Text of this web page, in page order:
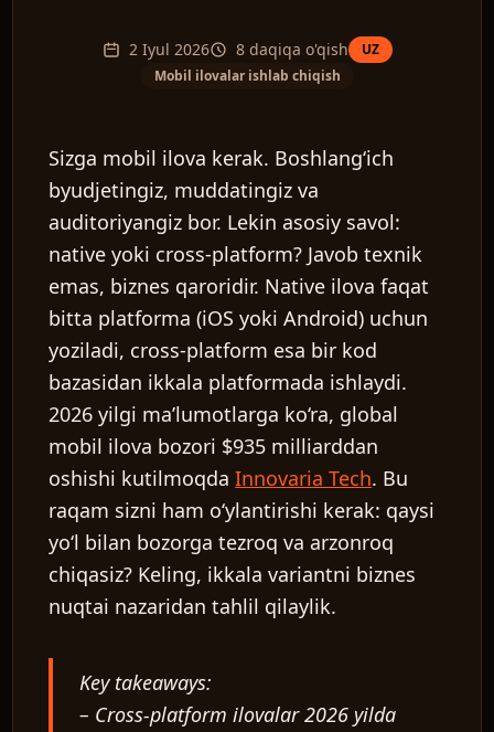
2 Iyul 2026 8 daqiqa o'qish
UZ
Mobil ilovalar ishlab chiqish
Sizga mobil ilova kerak. Boshlang‘ich
byudjetingiz, muddatingiz va
auditoriyangiz bor. Lekin asosiy savol:
native yoki cross-platform? Javob texnik
emas, biznes qaroridir. Native ilova faqat
bitta platforma (iOS yoki Android) uchun
yoziladi, cross-platform esa bir kod
bazasidan ikkala platformada ishlaydi.
2026 yilgi ma’lumotlarga ko‘ra, global
mobil ilova bozori $935 milliarddan
oshishi kutilmoqdaInnovaria Tech. Bu
raqam sizni ham o‘ylantirishi kerak: qaysi
yo‘l bilan bozorga tezroq va arzonroq
chiqasiz? Keling, ikkala variantni biznes
nuqtai nazaridan tahlil qilaylik.
Key takeaways:
– Cross-platform ilovalar 2026 yilda